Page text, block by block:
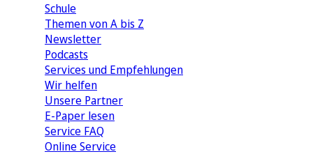
Schule
Themen von A bis Z
Newsletter
Podcasts
Services und Empfehlungen
Wir helfen
Unsere Partner
E-Paper lesen
Service FAQ
Online Service